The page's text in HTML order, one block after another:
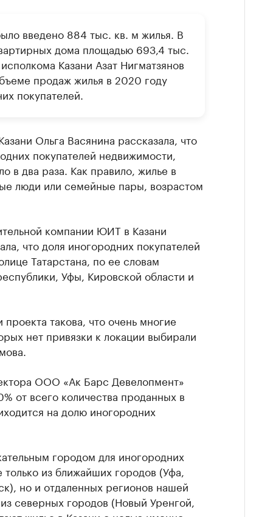
введено 884 тыс. кв. м жилья. В
дома площадью 693,4 тыс.
Казани Азат Нигматзянов
продаж жилья в 2020 году
покупателей.
Ольга Васянина рассказала, что
покупателей недвижимости,
в два раза. Как правило, жилье в
люди или семейные пары, возрастом
компании ЮИТ в Казани
что доля иногородних покупателей
Татарстана, по ее словам
Уфы, Кировской области и
такова, что очень многие
нет привязки к локации выбирали
ООО «Ак Барс Девелопмент»
от всего количества проданных в
на долю иногородних
городом для иногородних
из ближайших городов (Уфа,
но и отдаленных регионов нашей
северных городов (Новый Уренгой,